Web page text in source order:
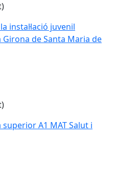
instal·lació juvenil
Girona de Santa Maria de
A1 MAT Salut i